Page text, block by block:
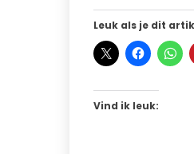
Leuk als je dit
Vind ik leuk: